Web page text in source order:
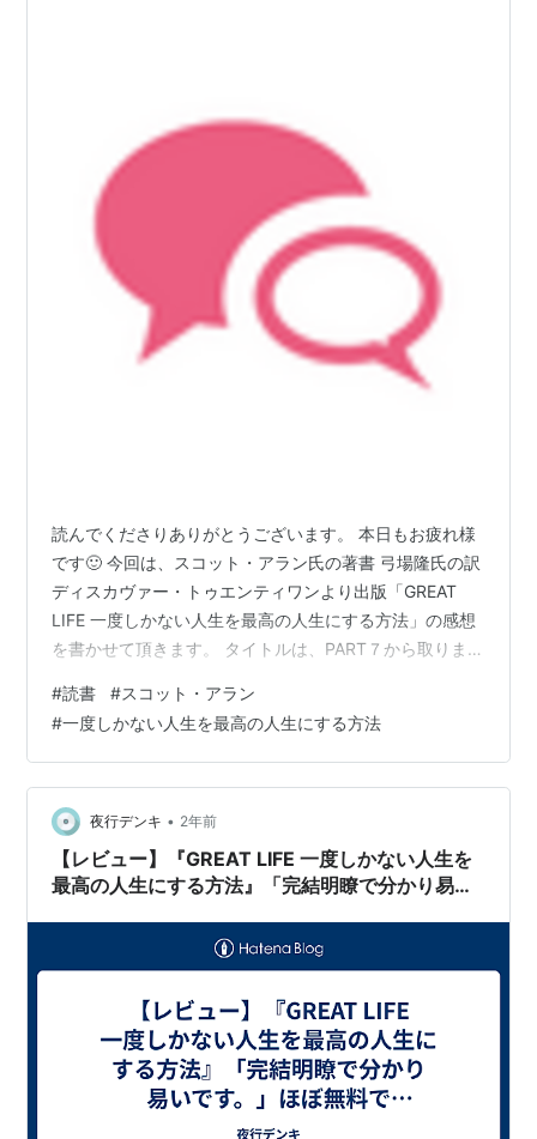
読んでくださりありがとうございます。 本日もお疲れ様
です🙂 今回は、スコット・アラン氏の著書 弓場隆氏の訳
ディスカヴァー・トゥエンティワンより出版「GREAT
LIFE 一度しかない人生を最高の人生にする方法」の感想
を書かせて頂きます。 タイトルは、PART７から取りまし
和を得る道であり、自分が固執している心の痛みを解き
放つポジティブな解決策である。他人を恨んでいるかぎ
り、人格を磨くことはできない。 という一文ですね🤔ぼ
ったくり＋顔面キックをくらった経験がある私ですが、
今年のはじめぐらいまでは連中を刑務所にぶち込みたい
と思ってました。 し…
#読書 #スコット・アラン
#一度しかない人生を最高の人生にする方法
夜行デンキ • 2年前
【レビュー】『GREAT LIFE 一度しかない人生を
最高の人生にする方法』「完結明瞭で分かり易い